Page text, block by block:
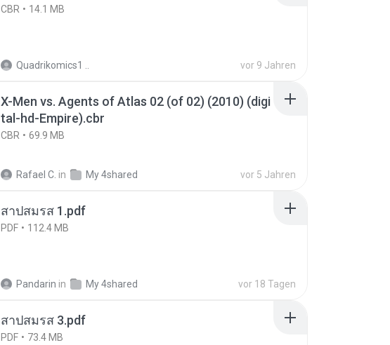
CBR 14.1 MB
Quadrikomics1 .. vor 9 Jahren
X-Men vs. Agents of Atlas 02 (of 02) (2010) (digi
tal-hd-Empire).cbr
CBR 69.9 MB
Rafael C. in My 4shared vor 5 Jahren
สาปสมรส 1.pdf
PDF 112.4 MB
Pandarin in My 4shared vor 18 Tagen
สาปสมรส 3.pdf
PDF 73.4 MB